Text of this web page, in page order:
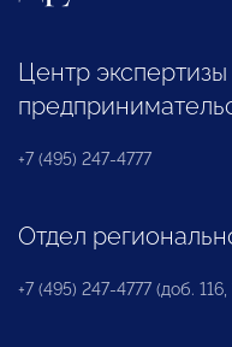
Центр
+7 (495) 247-4777
Отдел
+7 (495) 247-4777 (доб. 116,